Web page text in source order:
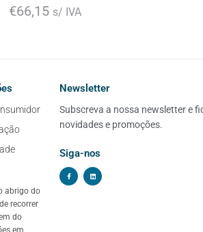
€66,15 s/ IVA
abrigo do
recorrer
do
Newsletter
Subscreva a nossa newsletter e
novidades e promoções.
Siga-nos